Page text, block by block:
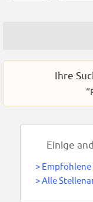
Ihre
Einige
>
>Alle